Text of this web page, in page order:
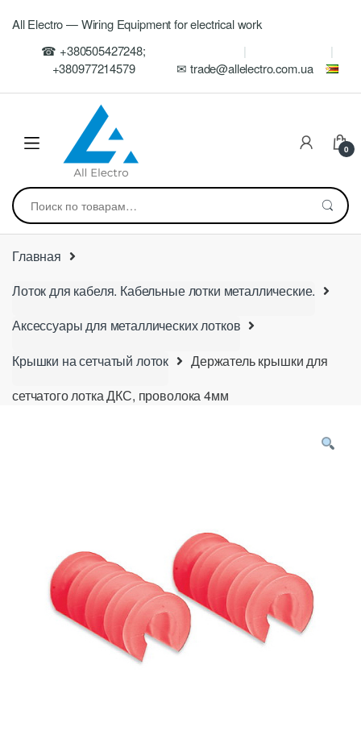
navigation
All Electro — Wiring Equipment for electrical work
☎ +380505427248;
+380977214579
✉ trade@allelectro.com.ua
0
Искать:
Главная
Лоток для кабеля. Кабельные лотки металлические.
Аксессуары для металлических лотков
Крышки на сетчатый лоток
Держатель крышки для
сетчатого лотка ДКС, проволока 4мм